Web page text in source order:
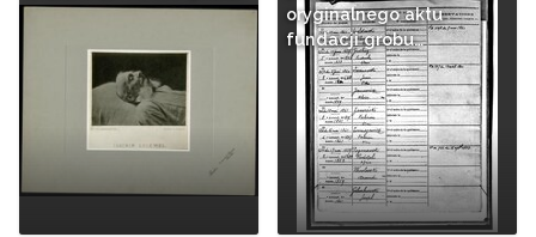
oryginalnego aktu
fundacji grobu…